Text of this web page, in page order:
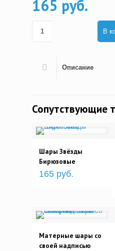
165 руб.
В
Описание
Сопутствующие
Шары Звёзды
Бирюзовые
165 руб.
Матерные шары со
своей надписью